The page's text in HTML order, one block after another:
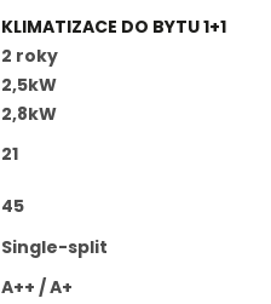
KLIMATIZACE DO BYTU 1+1
2 roky
2,5kW
2,8kW
21
45
Single-split
A++ / A+